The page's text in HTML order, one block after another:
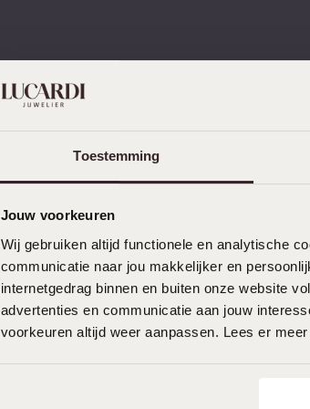
Toestemming
Jouw voorkeuren
Wij gebruiken altijd functionele en analytische
communicatie naar jou makkelijker en
internetgedrag binnen en buiten onze website
advertenties en communicatie aan jouw
voorkeuren altijd weer aanpassen. Lees er
Over Lucardi
Onze winkels
Lucardi Member
Blog